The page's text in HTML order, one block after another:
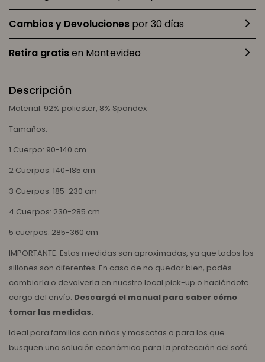
Cambios y Devoluciones por 30 días
Retira gratisen Montevideo
Descripción
Material: 92% poliester, 8% Spandex
Tamaños:
1 Cuerpo: 90-140 cm
2 Cuerpos: 140-185 cm
3 Cuerpos: 185-230 cm
4 Cuerpos: 230-285 cm
5 cuerpos: 285-360 cm
IMPORTANTE: Estas medidas son aproximadas, ya que todos los
sillones son diferentes. En caso de no quedar bien, podés
cambiarla o devolverla en nuestro local pick-up o haciéndote
cargo del envío. Descargá el manual para saber cómo
tomar las medidas.
Ideal para familias con niños y mascotas o para los que
busquen una solución económica para la protección del sofá.